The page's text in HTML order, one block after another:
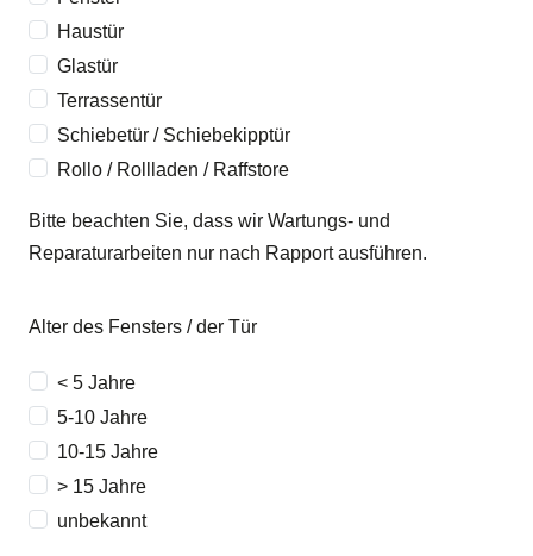
Haustür
Glastür
Terrassentür
Schiebetür / Schiebekipptür
Rollo / Rollladen / Raffstore
Bitte beachten Sie, dass wir Wartungs- und
Reparaturarbeiten nur nach Rapport ausführen.
Alter des Fensters / der Tür
< 5 Jahre
5-10 Jahre
10-15 Jahre
> 15 Jahre
unbekannt